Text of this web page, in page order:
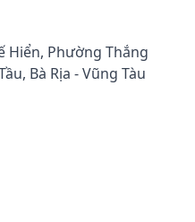
Hiển, Phường Thắng
Bà Rịa - Vũng Tàu